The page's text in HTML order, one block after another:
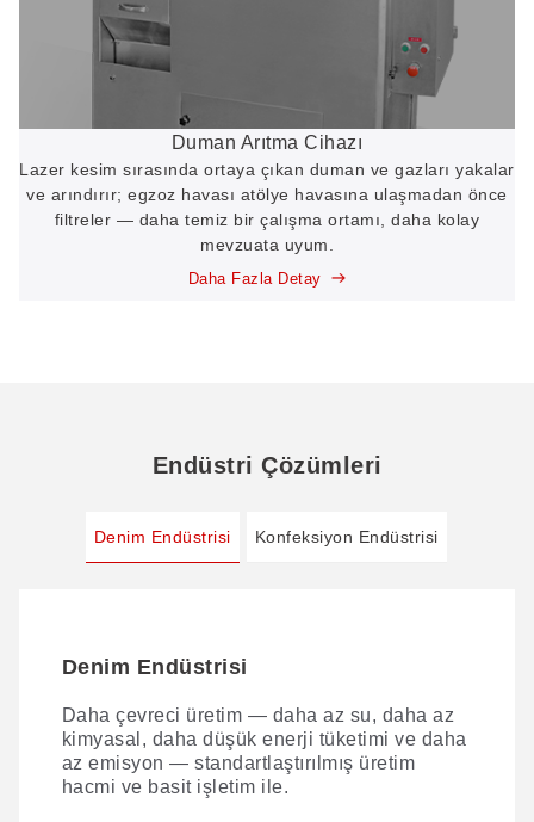
Duman Arıtma Cihazı
Lazer kesim sırasında ortaya çıkan duman ve gazları yakalar
ve arındırır; egzoz havası atölye havasına ulaşmadan önce
filtreler — daha temiz bir çalışma ortamı, daha kolay
mevzuata uyum.
Daha Fazla Detay
Endüstri Çözümleri
Denim Endüstrisi Konfeksiyon Endüstrisi
Denim Endüstrisi
Daha çevreci üretim — daha az su, daha az
kimyasal, daha düşük enerji tüketimi ve daha
az emisyon — standartlaştırılmış üretim
hacmi ve basit işletim ile.
Konfeksiyon Endüstrisi
Kapsamlı dijital kesim — her katmanda
hassasiyet. Yenilikçi proses çözümlerimizle,
kumaş üretiminin dijital dönüşümüne öncülük
ediyor ve tek katlıdan çok katmanlıya kadar